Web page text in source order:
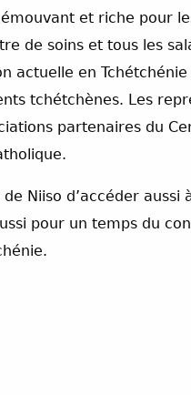
et riche pour
de soins et tous les
actuelle en
tchétchènes. Les
partenaires du
Niiso d’accéder aussi
pour un temps du